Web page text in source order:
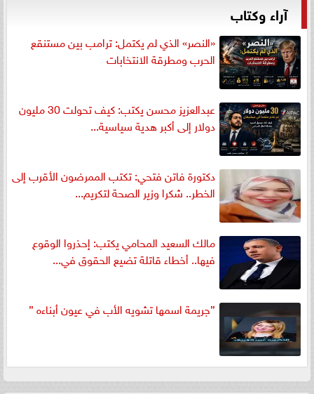
آراء وكتاب
«النصر» الذي لم يكتمل: ترامب بين مستنقع
الحرب ومطرقة الانتخابات
عبدالعزيز محسن يكتب: كيف تحولت 30 مليون
دولار إلى أكبر هدية سياسية...
دكتورة فاتن فتحي: تكتب الممرضون الأقرب إلى
الخطر.. شكرا وزير الصحة لتكريم...
مالك السعيد المحامي يكتب: إحذروا الوقوع
فيها.. أخطاء قاتلة تضيع الحقوق في...
”جريمة اسمها تشويه الأب في عيون أبناءه ”